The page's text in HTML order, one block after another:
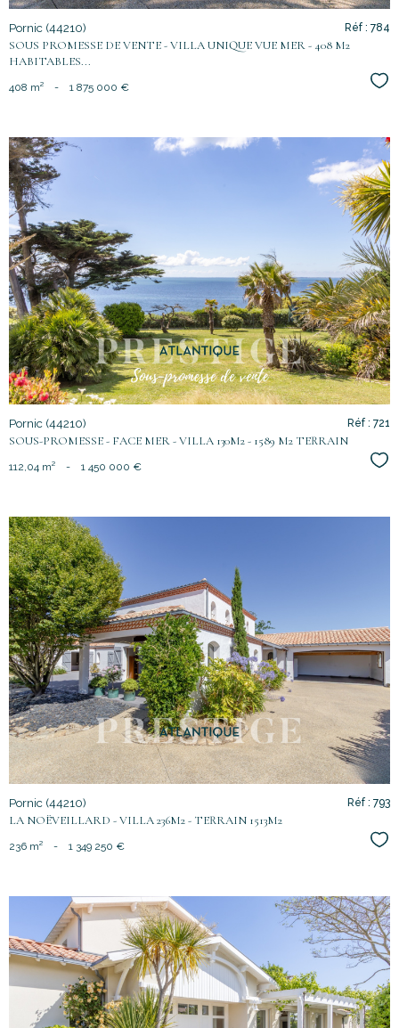
Pornic (44210)
SOUS PROMESSE DE VENTE - VILLA UNIQUE VUE MER - 408 M2
HABITABLES...
Réf : 784
408 m² - 1 875 000 €
voir le
bien
Pornic (44210)
SOUS-PROMESSE - FACE MER - VILLA 130M2 - 1589 M2 TERRAIN
Réf : 721
112,04 m² - 1 450 000 €
voir le
bien
Pornic (44210)
LA NOËVEILLARD - VILLA 236M2 - TERRAIN 1513M2
Réf : 793
236 m² - 1 349 250 €
voir le